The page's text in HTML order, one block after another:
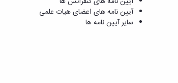
آیین نامه های اعضای هیات علمی
سایر آیین نامه ها